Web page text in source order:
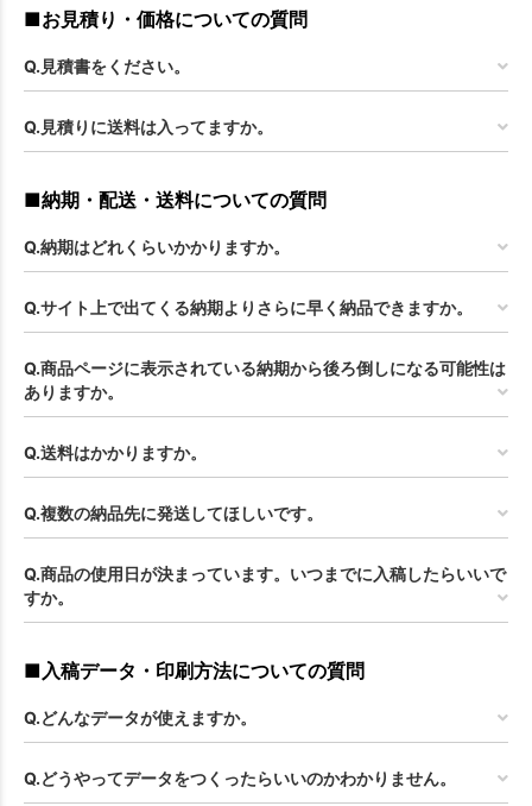
■お見積り・価格についての質問
Q.見積書をください。
Q.見積りに送料は入ってますか。
■納期・配送・送料についての質問
Q.納期はどれくらいかかりますか。
Q.サイト上で出てくる納期よりさらに早く納品できますか。
Q.商品ページに表示されている納期から後ろ倒しになる可能性は
ありますか。
Q.送料はかかりますか。
Q.複数の納品先に発送してほしいです。
Q.商品の使用日が決まっています。いつまでに入稿したらいいで
すか。
■入稿データ・印刷方法についての質問
Q.どんなデータが使えますか。
Q.どうやってデータをつくったらいいのかわかりません。